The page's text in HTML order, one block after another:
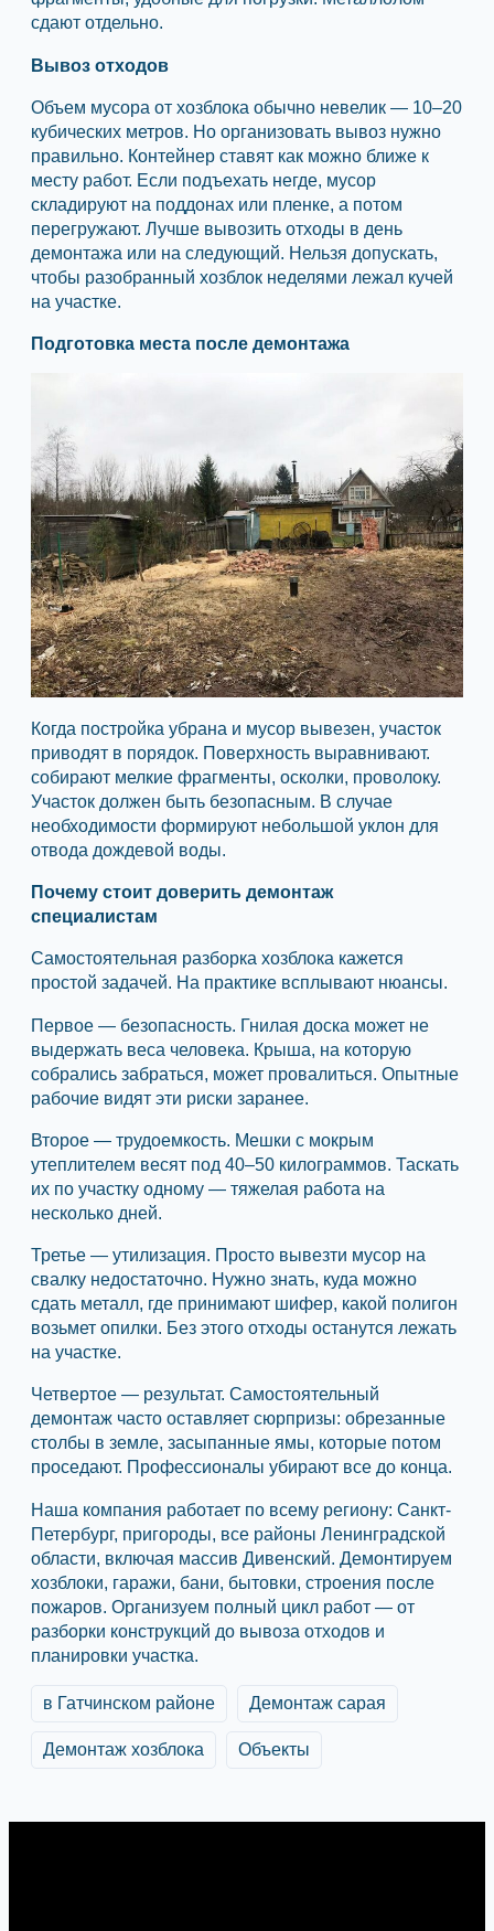
сдают отдельно.
Вывоз отходов
Объем мусора от хозблока обычно невелик — 10–20
кубических метров. Но организовать вывоз нужно
правильно. Контейнер ставят как можно ближе к
месту работ. Если подъехать негде, мусор
складируют на поддонах или пленке, а потом
перегружают. Лучше вывозить отходы в день
демонтажа или на следующий. Нельзя допускать,
чтобы разобранный хозблок неделями лежал кучей
на участке.
Подготовка места после демонтажа
Когда постройка убрана и мусор вывезен, участок
приводят в порядок. Поверхность выравнивают.
собирают мелкие фрагменты, осколки, проволоку.
Участок должен быть безопасным. В случае
необходимости формируют небольшой уклон для
отвода дождевой воды.
Почему стоит доверить демонтаж
специалистам
Самостоятельная разборка хозблока кажется
простой задачей. На практике всплывают нюансы.
Первое — безопасность. Гнилая доска может не
выдержать веса человека. Крыша, на которую
собрались забраться, может провалиться. Опытные
рабочие видят эти риски заранее.
Второе — трудоемкость. Мешки с мокрым
утеплителем весят под 40–50 килограммов. Таскать
их по участку одному — тяжелая работа на
несколько дней.
Третье — утилизация. Просто вывезти мусор на
свалку недостаточно. Нужно знать, куда можно
сдать металл, где принимают шифер, какой полигон
возьмет опилки. Без этого отходы останутся лежать
на участке.
Четвертое — результат. Самостоятельный
демонтаж часто оставляет сюрпризы: обрезанные
столбы в земле, засыпанные ямы, которые потом
проседают. Профессионалы убирают все до конца.
Наша компания работает по всему региону: Санкт-
Петербург, пригороды, все районы Ленинградской
области, включая массив Дивенский. Демонтируем
хозблоки, гаражи, бани, бытовки, строения после
пожаров. Организуем полный цикл работ — от
разборки конструкций до вывоза отходов и
планировки участка.
в Гатчинском районе Демонтаж сарая
Демонтаж хозблока Объекты